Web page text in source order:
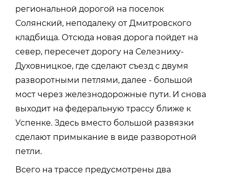
региональной дорогой на поселок
Солянский, неподалеку от Дмитровского
кладбища. Отсюда новая дорога пойдет на
север, пересечет дорогу на Селезниху-
Духовницкое, где сделают съезд с двумя
разворотными петлями, далее - большой
мост через железнодорожные пути. И снова
выходит на федеральную трассу ближе к
Успенке. Здесь вместо большой развязки
сделают примыкание в виде разворотной
петли.
Всего на трассе предусмотрены два